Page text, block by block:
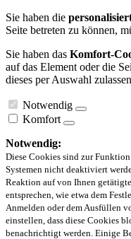
Sie haben die
Seite betreten zu können,
Sie haben das Komfort-
auf das Element oder die
dieses per Auswahl
Notwendig
Komfort
Notwendig:
Diese Cookies sind zur
Systemen nicht deaktiviert
Reaktion auf von Ihnen
entsprechen, wie etwa dem
Anmelden oder dem Ausfüllen
einstellen, dass diese Cookies
benachrichtigt werden. Einige